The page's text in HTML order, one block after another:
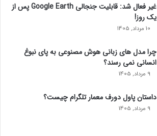
غیر فعال شد: قابلیت جنجالی Google Earth پس از
یک روز!
10 مرداد, 1405
چرا مدل‌ های زبانی هوش مصنوعی به پای نبوغ
انسانی نمی‌ رسند؟
9 مرداد, 1405
داستان پاول دورف معمار تلگرام چیست؟
9 مرداد, 1405